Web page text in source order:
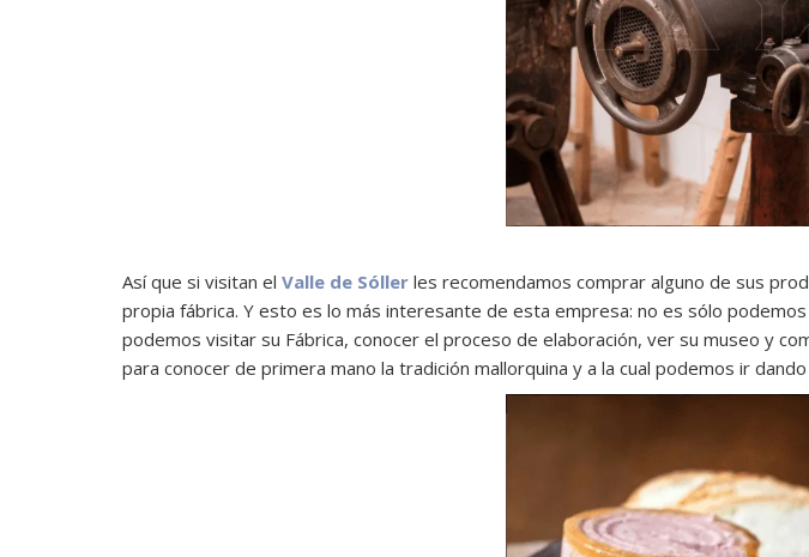
Así que si visitan el Valle de Sóller les recomendamos comprar alguno de sus
propia fábrica. Y esto es lo más interesante de esta empresa: no es sólo
podemos visitar su Fábrica, conocer el proceso de elaboración, ver su museo y
para conocer de primera mano la tradición mallorquina y a la cual podemos ir